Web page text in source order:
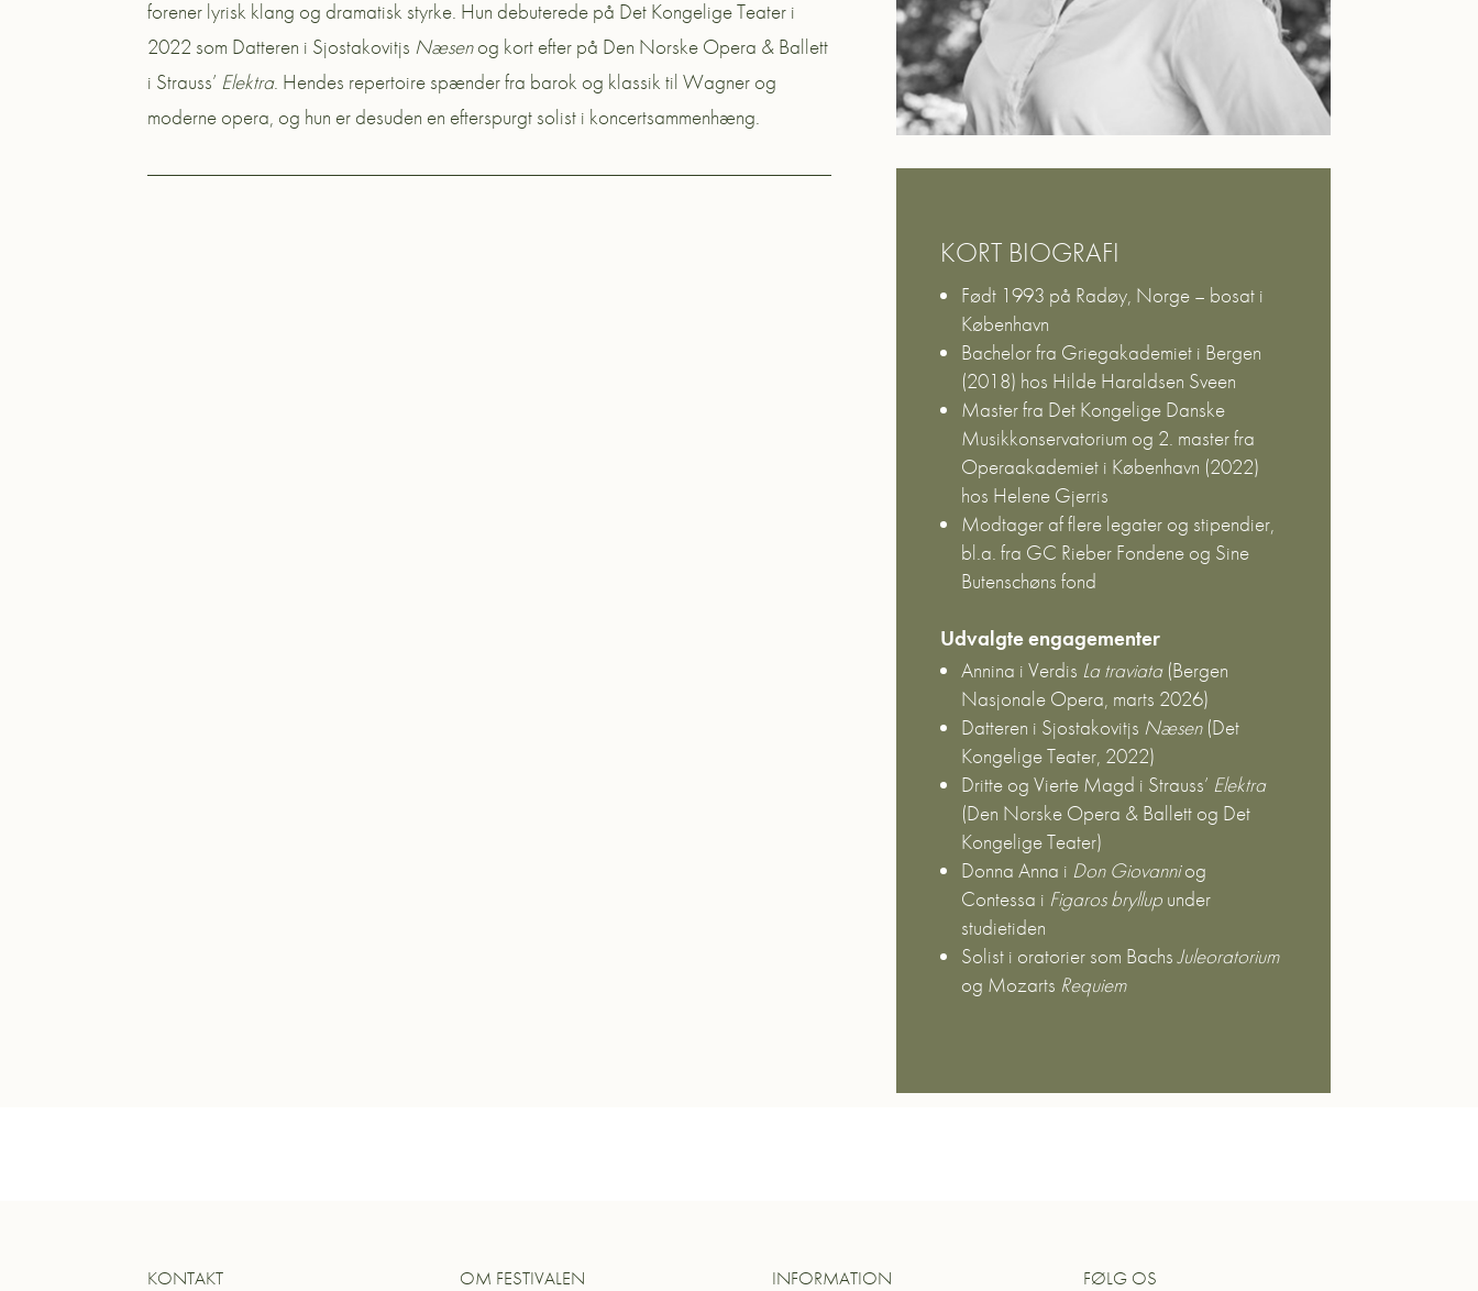
forener lyrisk klang og dramatisk styrke. Hun debuterede på Det Kongelige Teater i
2022 som Datteren i Sjostakovitjs Næsenog kort efter på Den Norske Opera & Ballett
i Strauss’ Elektra. Hendes repertoire spænder fra barok og klassik til Wagner og
moderne opera, og hun er desuden en efterspurgt solist i koncertsammenhæng.
KORT BIOGRAFI
Født 1993 på Radøy, Norge – bosat i
København
Bachelor fra Griegakademiet i Bergen
(2018) hos Hilde Haraldsen Sveen
Master fra Det Kongelige Danske
Musikkonservatorium og 2. master fra
Operaakademiet i København (2022)
hos Helene Gjerris
Modtager af flere legater og stipendier,
bl.a. fra GC Rieber Fondene og Sine
Butenschøns fond
Udvalgte engagementer
Annina i Verdis La traviata(Bergen
Nasjonale Opera, marts 2026)
Datteren i Sjostakovitjs Næsen(Det
Kongelige Teater, 2022)
Dritte og Vierte Magd i Strauss’ Elektra
(Den Norske Opera & Ballett og Det
Kongelige Teater)
Donna Anna i Don Giovanniog
Contessa i Figaros bryllup under
studietiden
Solist i oratorier som BachsJuleoratorium
og Mozarts Requiem
KONTAKT OM FESTIVALEN INFORMATION FØLG OS